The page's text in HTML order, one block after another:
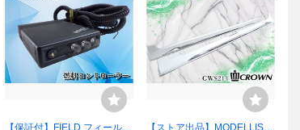
【保証付】FIELD フィールド
【ストア出品】MODELLIST